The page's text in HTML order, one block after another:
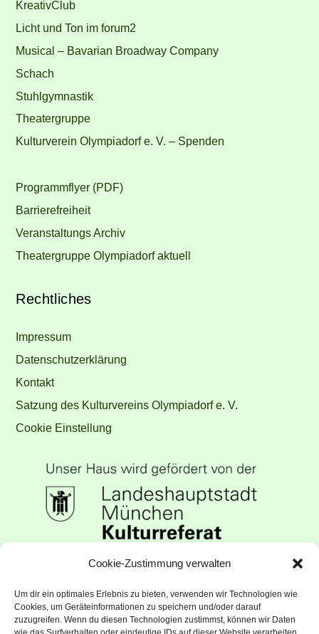
Cookie-Zustimmung verwalten
Um dir ein optimales Erlebnis zu bieten, verwenden wir Technologien wie
Cookies, um Geräteinformationen zu speichern und/oder darauf
zuzugreifen. Wenn du diesen Technologien zustimmst, können wir Daten
KreativClub
Licht und Ton im forum2
Musical – Bavarian Broadway Company
Schach
Stuhlgymnastik
Theatergruppe
Kulturverein Olympiadorf e. V. – Spenden
Programmflyer (PDF)
Barrierefreiheit
Veranstaltungs Archiv
Theatergruppe Olympiadorf aktuell
Rechtliches
Impressum
Datenschutzerklärung
Kontakt
Satzung des Kulturvereins Olympiadorf e. V.
Cookie Einstellung
Unser Haus wird gefördert vom
München